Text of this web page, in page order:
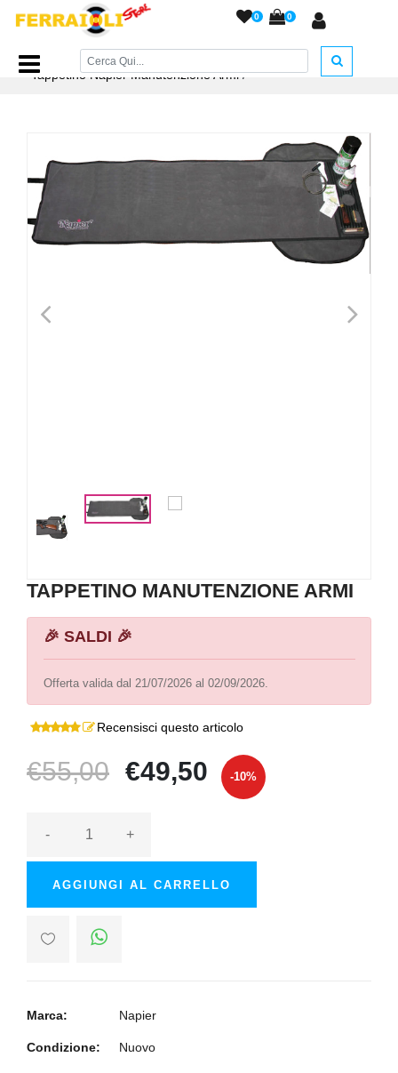
0 0
Home Page/ACCESSORI ARMERIA/Accessori Pulizia
Tappetino Napier Manutenzione Armi/
< >
TAPPETINO MANUTENZIONE ARMI
🎉 SALDI 🎉
Offerta valida dal 21/07/2026 al 02/09/2026.
Recensisci questo articolo
€55,00 €49,50 -10%
- +
AGGIUNGI AL CARRELLO
Marca: Napier
Condizione: Nuovo